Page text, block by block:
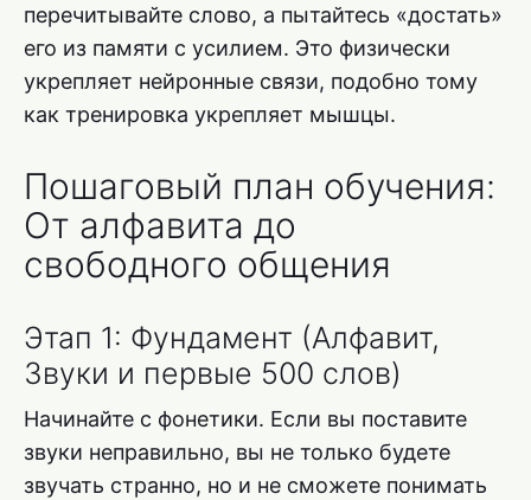
перечитывайте слово, а пытайтесь «достать»
его из памяти с усилием. Это физически
укрепляет нейронные связи, подобно тому
как тренировка укрепляет мышцы.
Пошаговый план обучения:
От алфавита до
свободного общения
Этап 1: Фундамент (Алфавит,
Звуки и первые 500 слов)
Начинайте с фонетики. Если вы поставите
звуки неправильно, вы не только будете
звучать странно, но и не сможете понимать